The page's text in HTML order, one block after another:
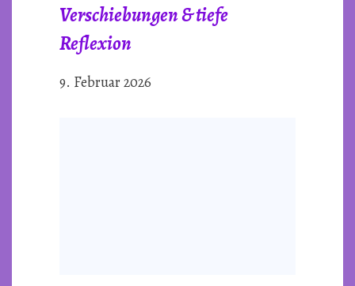
Verschiebungen & tiefe
Reflexion
9. Februar 2026